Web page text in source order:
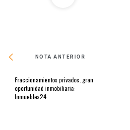
NOTA ANTERIOR
Fraccionamientos privados, gran
oportunidad inmobiliaria:
Inmuebles24